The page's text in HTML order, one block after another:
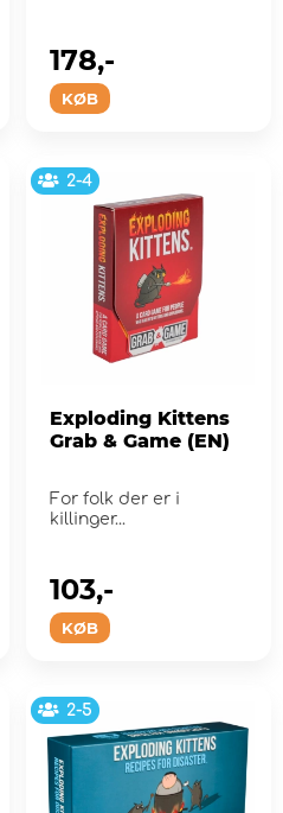
KØB
178,-
2-4
Exploding Kittens
Grab & Game (EN)
For folk der er i
killinger...
KØB
103,-
2-5